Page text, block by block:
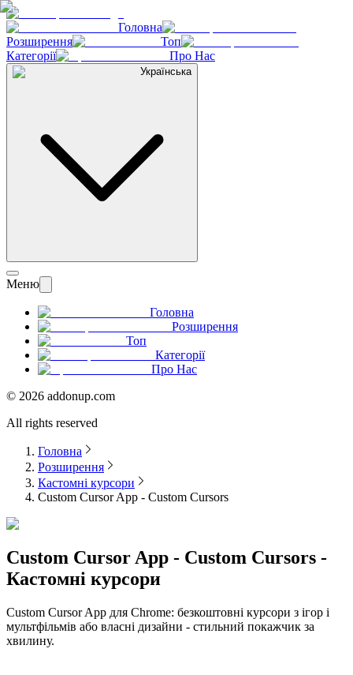
Головна
Розширення
Топ
Категорії
Про Нас
Українська
Меню
Головна
Розширення
Топ
Категорії
Про Нас
© 2026 addonup.com
All rights reserved
Головна
Розширення
Кастомні курсори
Custom Cursor App - Custom Cursors
Custom Cursor App - Custom Cursors -
Кастомні курсори
Custom Cursor App для Chrome: безкоштовні курсори з ігор і
мультфільмів або власні дизайни - стильний покажчик за
хвилину.